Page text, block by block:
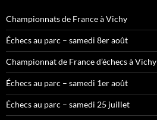
Championnats de France à Vichy
Échecs au parc – samedi 8er août
Championnat de France d’échecs à Vichy
Échecs au parc – samedi 1er août
Échecs au parc – samedi 25 juillet